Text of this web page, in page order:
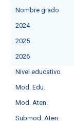
Nombre grado
2024
2025
2026
Nivel educativo
Mod. Edu.
Mod. Aten.
Submod. Aten.